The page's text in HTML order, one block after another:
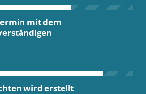
mit dem
wird erstellt